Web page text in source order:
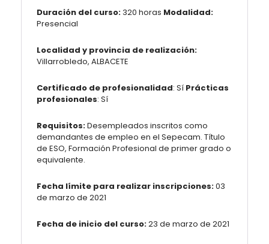
Duración del curso: 320 horas Modalidad:
Presencial
Localidad y provincia de realización:
Villarrobledo, ALBACETE
Certificado de profesionalidad: Sí Prácticas
profesionales: Sí
Requisitos:Desempleados inscritos como
demandantes de empleo en el Sepecam. Título
de ESO, Formación Profesional de primer grado o
equivalente.
Fecha límite para realizar inscripciones:03
de marzo de 2021
Fecha de inicio del curso:23 de marzo de 2021